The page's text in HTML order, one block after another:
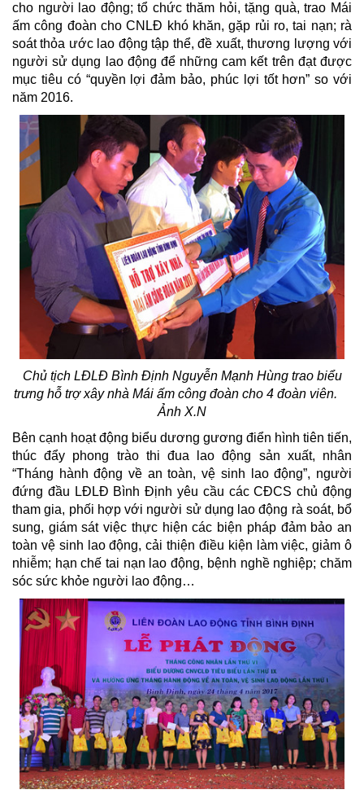
cho người lao động; tổ chức thăm hỏi, tặng quà, trao Mái
ấm công đoàn cho CNLĐ khó khăn, gặp rủi ro, tai nạn; rà
soát thỏa ước lao động tập thể, đề xuất, thương lượng với
người sử dụng lao động để những cam kết trên đạt được
mục tiêu có “quyền lợi đảm bảo, phúc lợi tốt hơn” so với
năm 2016.
Chủ tịch LĐLĐ Bình Định Nguyễn Mạnh Hùng trao biểu
trưng hỗ trợ xây nhà Mái ấm công đoàn cho 4 đoàn viên.
Ảnh X.N
Bên cạnh hoạt động biểu dương gương điển hình tiên tiến,
thúc đẩy phong trào thi đua lao động sản xuất, nhân
“Tháng hành động về an toàn, vệ sinh lao động”, người
đứng đầu LĐLĐ Bình Định yêu cầu các CĐCS chủ động
tham gia, phối hợp với người sử dụng lao động rà soát, bổ
sung, giám sát việc thực hiện các biện pháp đảm bảo an
toàn vệ sinh lao động, cải thiện điều kiện làm việc, giảm ô
nhiễm; hạn chế tai nạn lao động, bệnh nghề nghiệp; chăm
sóc sức khỏe người lao động…